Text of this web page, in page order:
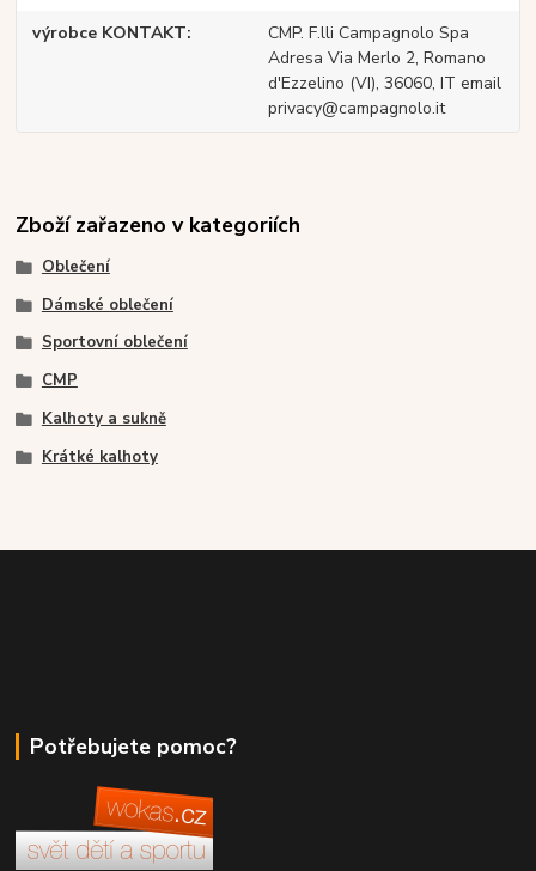
výrobce KONTAKT
CMP. F.lli Campagnolo Spa
Adresa Via Merlo 2, Romano
d'Ezzelino (VI), 36060, IT email
privacy@campagnolo.it
Zboží zařazeno v kategoriích
Oblečení
Dámské oblečení
Sportovní oblečení
CMP
Kalhoty a sukně
Krátké kalhoty
Potřebujete pomoc?